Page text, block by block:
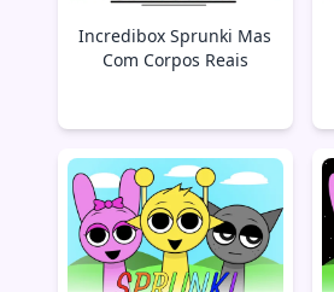
Incredibox Sprunki Mas
Com Corpos Reais